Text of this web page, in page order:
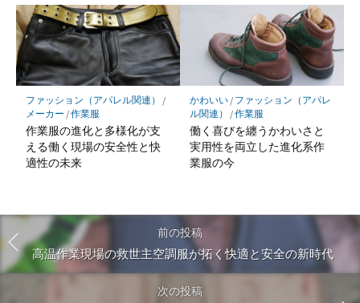
ファッション（アパレル関連）
/
メーカー /作業服
作業服の進化と多様化が支
える働く現場の安全性と快
適性の未来
かわいい/ ファッション（アパレ
ル関連）
/作業服
働く喜びを纏うかわいさと
実用性を両立した進化系作
業服の今
前の投稿
高温作業現場の救世主空調服が拓く快適と安全の新時代
次の投稿